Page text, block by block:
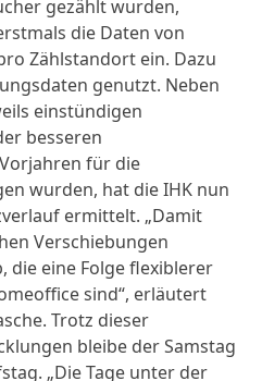
gezählt wurden,
die Daten von
Zählstandort ein. Dazu
genutzt. Neben
einstündigen
besseren
für die
wurden, hat die IHK nun
ermittelt. „Damit
Verschiebungen
die eine Folge flexiblerer
sind“, erläutert
Trotz dieser
bleibe der Samstag
„Die Tage unter der